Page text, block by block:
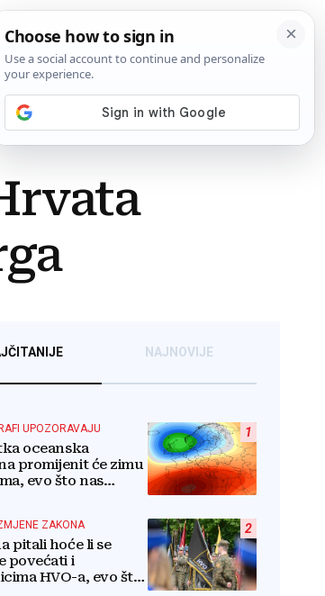
NAJNOVIJE
1
UPOZORAVAJU
oceanska
promijenit će zimu
evo što nas
2
ZAKONA
pitali hoće li se
povećati i
HVO-a, evo što